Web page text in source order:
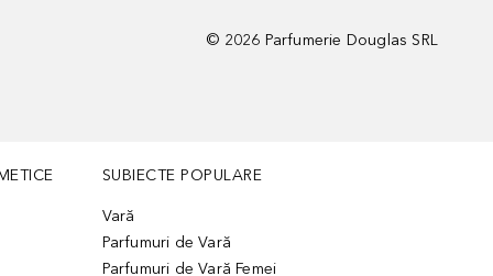
© 2026 Parfumerie Douglas SRL
SUBIECTE POPULARE
Vară
Parfumuri de Vară
Parfumuri de Vară Femei